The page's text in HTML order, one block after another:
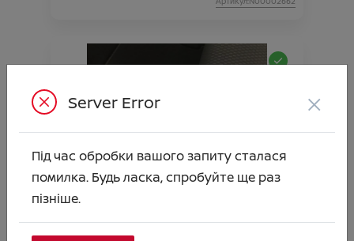
Килимки салону текстильні чорні к-кт 4
шт. QASHQAI J11 2013-2021
Ціна аксесуара 1 495.00
Server Error ×
Під час обробки вашого запиту сталася
помилка. Будь ласка, спробуйте ще раз
пізніше.